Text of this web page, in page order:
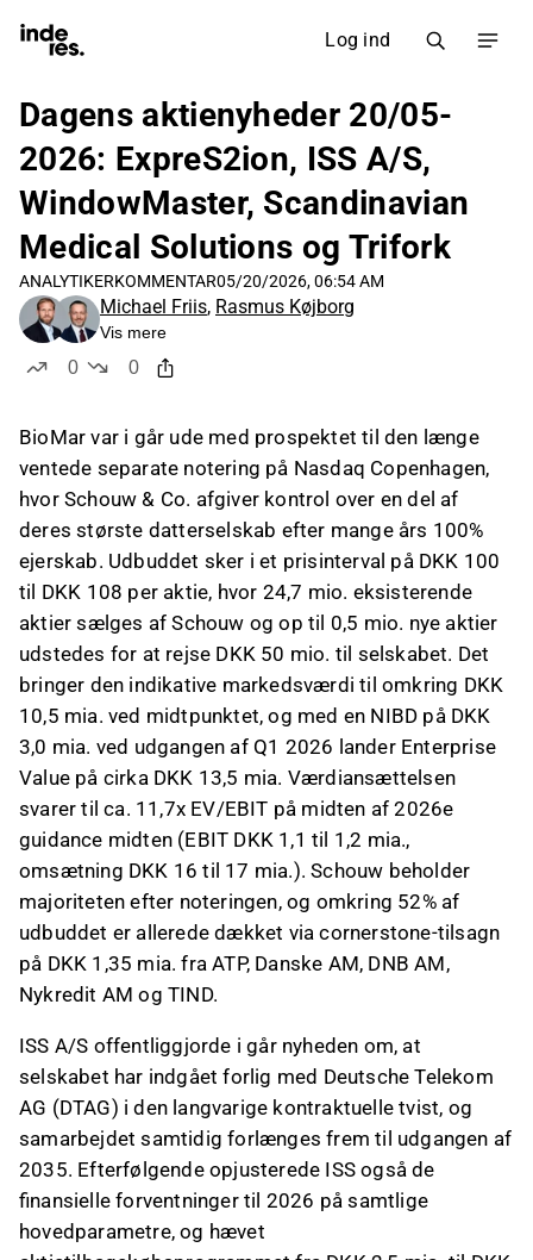
Log ind
Dagens aktienyheder 20/05-
2026: ExpreS2ion, ISS A/S,
WindowMaster, Scandinavian
Medical Solutions og Trifork
ANALYTIKERKOMMENTAR05/20/2026, 06:54 AM
Michael Friis, Rasmus Køjborg
Vis mere
0
0
BioMar var i går ude med prospektet til den længe
ventede separate notering på Nasdaq Copenhagen,
hvor Schouw & Co. afgiver kontrol over en del af
deres største datterselskab efter mange års 100%
ejerskab. Udbuddet sker i et prisinterval på DKK 100
til DKK 108 per aktie, hvor 24,7 mio. eksisterende
aktier sælges af Schouw og op til 0,5 mio. nye aktier
udstedes for at rejse DKK 50 mio. til selskabet. Det
bringer den indikative markedsværdi til omkring DKK
10,5 mia. ved midtpunktet, og med en NIBD på DKK
3,0 mia. ved udgangen af Q1 2026 lander Enterprise
Value på cirka DKK 13,5 mia. Værdiansættelsen
svarer til ca. 11,7x EV/EBIT på midten af 2026e
guidance midten (EBIT DKK 1,1 til 1,2 mia.,
omsætning DKK 16 til 17 mia.). Schouw beholder
majoriteten efter noteringen, og omkring 52% af
udbuddet er allerede dækket via cornerstone-tilsagn
på DKK 1,35 mia. fra ATP, Danske AM, DNB AM,
Nykredit AM og TIND.
ISS A/S offentliggjorde i går nyheden om, at
selskabet har indgået forlig med Deutsche Telekom
AG (DTAG) i den langvarige kontraktuelle tvist, og
samarbejdet samtidig forlænges frem til udgangen af
2035. Efterfølgende opjusterede ISS også de
finansielle forventninger til 2026 på samtlige
hovedparametre, og hævet